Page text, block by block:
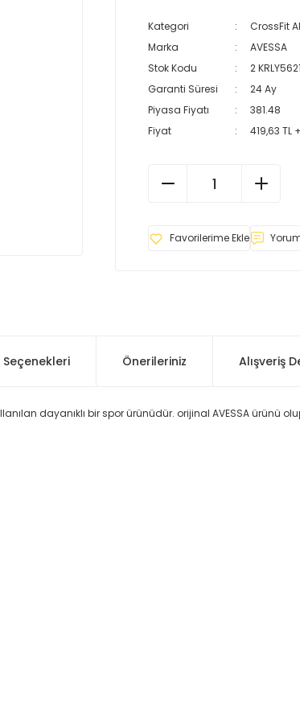
Kategori
CrossFit
Marka
AVESSA
Stok Kodu
2 KRLY5621
Garanti Süresi
24 Ay
Piyasa Fiyatı
381.48
Fiyat
419,63 TL
Önerileriniz Alışveriş
dayanıklı bir spor ürünüdür. orijinal AVESSA ürünü